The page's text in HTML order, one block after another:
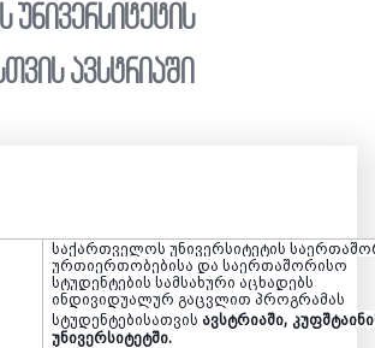
უნივერსიტეტის
ავსტრიაში
საქართველოს უნივერსიტეტის
ურთიერთობებისა და საერთაშორისო
სტუდენტების სამსახური აცხადებს
ინდივიდუალურ გაცვლით პროგრამას
სტუდენტებისათვის ავსტრიაში,
უნივერსიტეტში.